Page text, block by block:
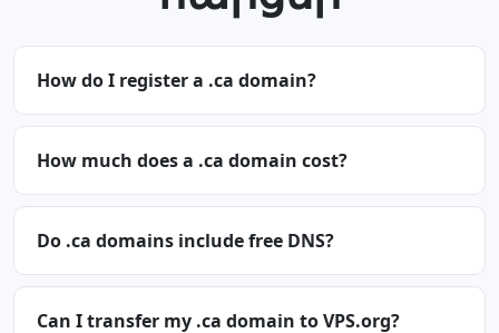
How do I register a .ca domain?
How much does a .ca domain cost?
Do .ca domains include free DNS?
Can I transfer my .ca domain to VPS.org?